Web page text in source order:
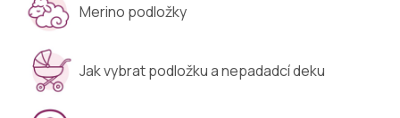
Merino podložky
Jak vybrat podložku a nepadadcí deku